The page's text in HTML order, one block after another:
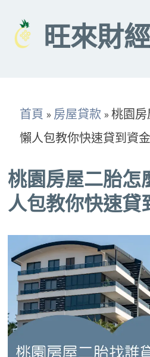
content
旺來財經
首頁 » 房屋貸款 »桃園
懶人包教你快速貸到資金
桃園房屋二胎
人包教你快速貸